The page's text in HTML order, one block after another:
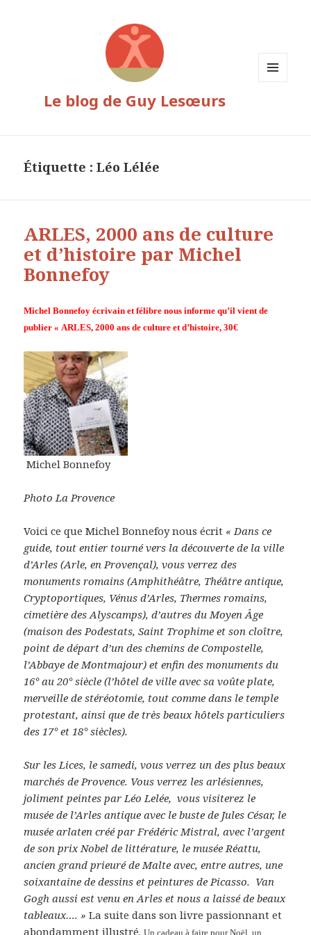
Le blog de Guy Lesœurs
Étiquette :Léo Lélée
ARLES, 2000 ans de culture
et d’histoire par Michel
Bonnefoy
Michel Bonnefoy écrivain et félibre nous informe qu’il vient de
publier « ARLES, 2000 ans de culture et d’histoire, 30€
Michel Bonnefoy
Photo La Provence
Voici ce que Michel Bonnefoy nous écrit « Dans ce
guide, tout entier tourné vers la découverte de la ville
d’Arles (Arle, en Provençal), vous verrez des
monuments romains (Amphithéâtre, Théâtre antique,
Cryptoportiques, Vénus d’Arles, Thermes romains,
cimetière des Alyscamps), d’autres du Moyen Âge
(maison des Podestats, Saint Trophime et son cloître,
point de départ d’un des chemins de Compostelle,
l’Abbaye de Montmajour) et enfin des monuments du
16° au 20° siècle (l’hôtel de ville avec sa voûte plate,
merveille de stéréotomie, tout comme dans le temple
protestant, ainsi que de très beaux hôtels particuliers
des 17° et 18° siècles).
Sur les Lices, le samedi, vous verrez un des plus beaux
marchés de Provence. Vous verrez les arlésiennes,
joliment peintes par Léo Lelée, vous visiterez le
musée de l’Arles antique avec le buste de Jules César, le
musée arlaten créé par Frédéric Mistral, avec l’argent
de son prix Nobel de littérature, le musée Réattu,
ancien grand prieuré de Malte avec, entre autres, une
soixantaine de dessins et peintures de Picasso. Van
Gogh aussi est venu en Arles et nous a laissé de beaux
tableaux…. » La suite dans son livre passionnant et
abondamment illustré.Un cadeau à faire pour Noël, un